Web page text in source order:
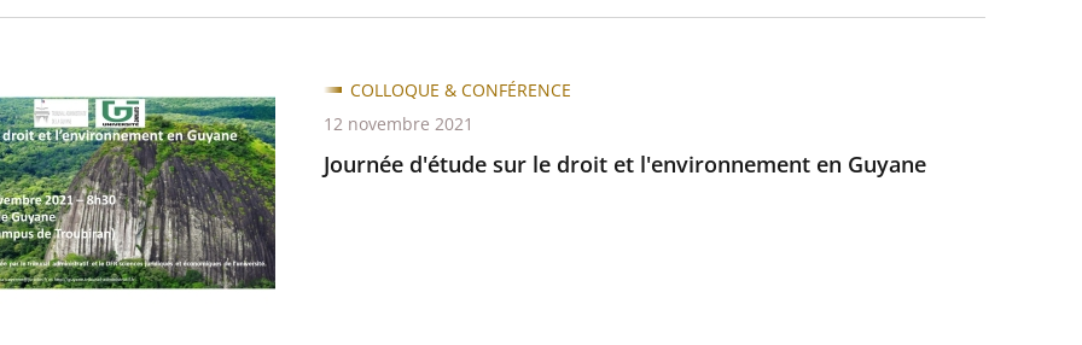
Journée d'étude sur le droit et l'environnement en Guyane
COLLOQUE & CONFÉRENCE
12 novembre 2021